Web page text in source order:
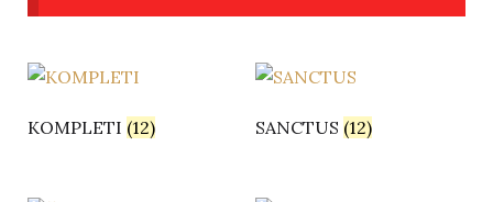
KOMPLETI (12) SANCTUS (12)